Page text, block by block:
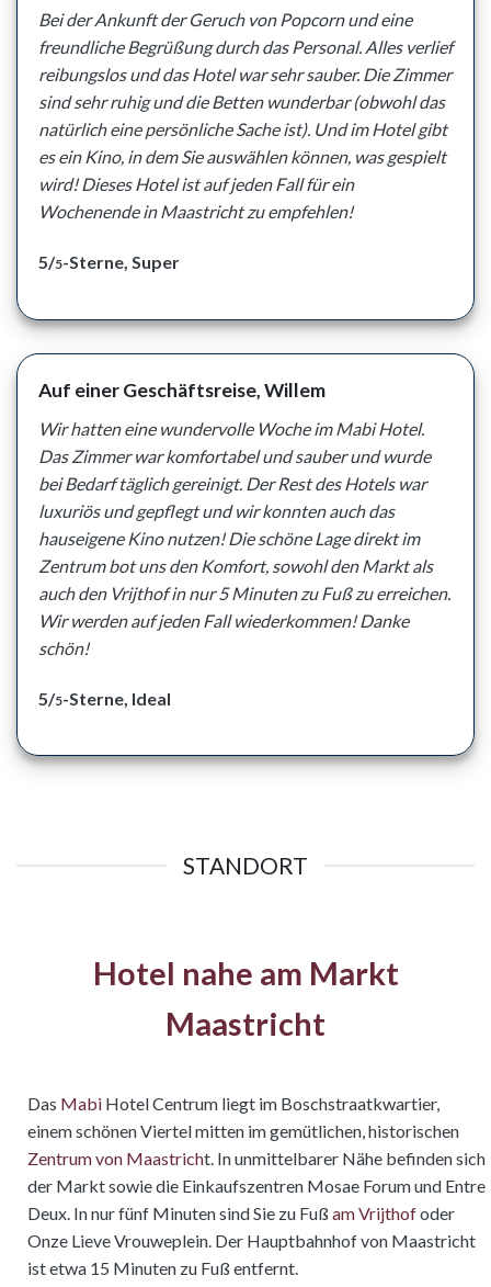
Bei der Ankunft der Geruch von Popcorn und eine
freundliche Begrüßung durch das Personal. Alles verlief
reibungslos und das Hotel war sehr sauber. Die Zimmer
sind sehr ruhig und die Betten wunderbar (obwohl das
natürlich eine persönliche Sache ist). Und im Hotel gibt
es ein Kino, in dem Sie auswählen können, was gespielt
wird! Dieses Hotel ist auf jeden Fall für ein
Wochenende in Maastricht zu empfehlen!
5/5-Sterne, Super
Auf einer Geschäftsreise, Willem
Wir hatten eine wundervolle Woche im Mabi Hotel.
Das Zimmer war komfortabel und sauber und wurde
bei Bedarf täglich gereinigt. Der Rest des Hotels war
luxuriös und gepflegt und wir konnten auch das
hauseigene Kino nutzen! Die schöne Lage direkt im
Zentrum bot uns den Komfort, sowohl den Markt als
auch den Vrijthof in nur 5 Minuten zu Fuß zu erreichen.
Wir werden auf jeden Fall wiederkommen! Danke
schön!
5/5-Sterne, Ideal
STANDORT
Hotel nahe am Markt
Maastricht
Das Mabi Hotel Centrum liegt im Boschstraatkwartier,
einem schönen Viertel mitten im gemütlichen, historischen
Zentrum von Maastricht. In unmittelbarer Nähe befinden sich
der Markt sowie die Einkaufszentren Mosae Forum und Entre
Deux. In nur fünf Minuten sind Sie zu Fuß am Vrijthofoder
Onze Lieve Vrouweplein. Der Hauptbahnhof von Maastricht
ist etwa 15 Minuten zu Fuß entfernt.